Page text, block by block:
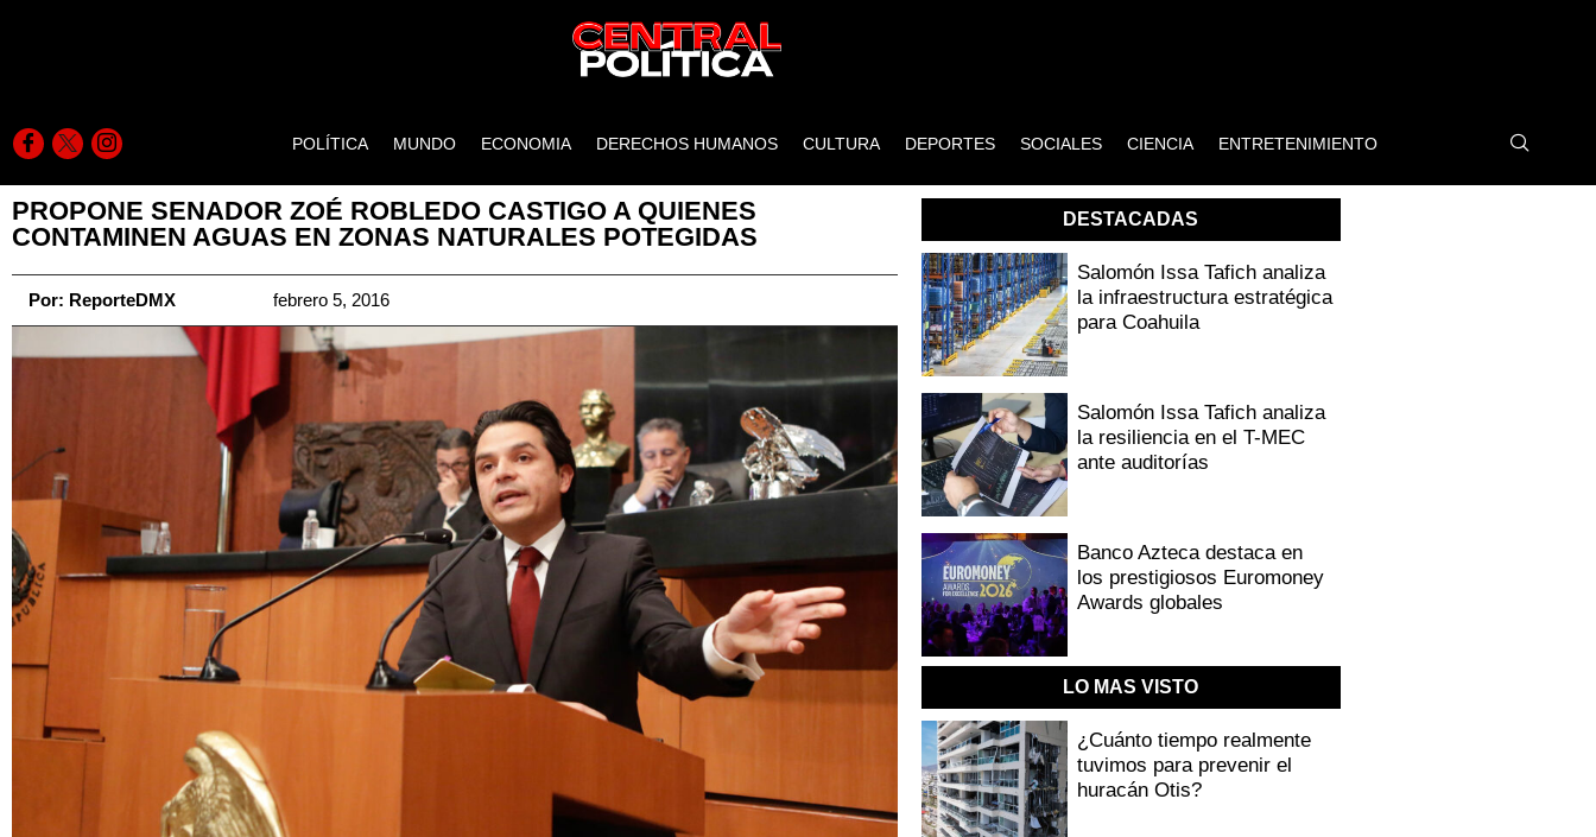
POLÍTICA MUNDO ECONOMIA DERECHOS HUMANOS CULTURA DEPORTES SOCIALES CIENCIA ENTRETENIMIENTO
PROPONE SENADOR ZOÉ ROBLEDO CASTIGO A QUIENES
CONTAMINEN AGUAS EN ZONAS NATURALES POTEGIDAS
Por: ReporteDMX febrero 5, 2016
DESTACADAS
Salomón Issa Tafich analiza
la infraestructura estratégica
para Coahuila
Salomón Issa Tafich analiza
la resiliencia en el T-MEC
ante auditorías
Banco Azteca destaca en
los prestigiosos Euromoney
Awards globales
LO MAS VISTO
¿Cuánto tiempo realmente
tuvimos para prevenir el
huracán Otis?